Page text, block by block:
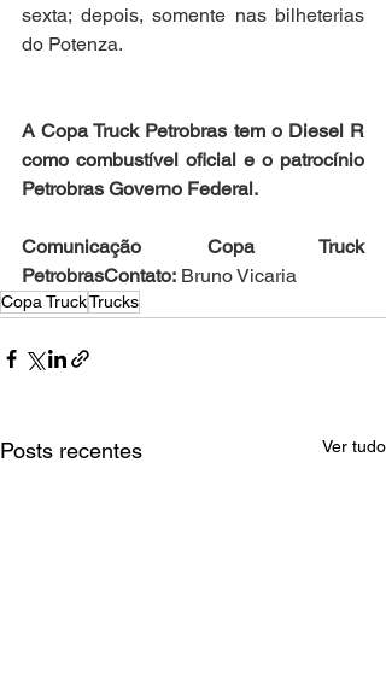
sexta; depois, somente nas bilheterias
do Potenza.
A Copa Truck Petrobras tem o Diesel R
como combustível oficial e o patrocínio
Petrobras Governo Federal.
Comunicação Copa Truck
PetrobrasContato: Bruno Vicaria
Copa TruckTrucks
Posts recentes Ver tudo